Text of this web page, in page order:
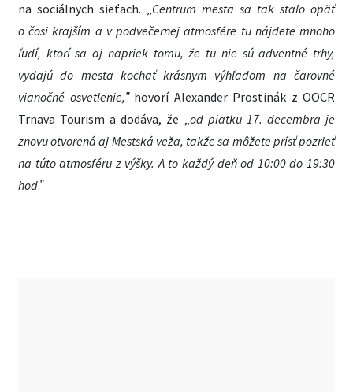
na sociálnych sieťach. „Centrum mesta sa tak stalo opäť
o čosi krajším a v podvečernej atmosfére tu nájdete mnoho
ľudí, ktorí sa aj napriek tomu, že tu nie sú adventné trhy,
vydajú do mesta kochať krásnym výhľadom na čarovné
vianočné osvetlenie,‟ hovorí Alexander Prostinák z OOCR
Trnava Tourism a dodáva, že „od piatku 17. decembra je
znovu otvorená aj Mestská veža, takže sa môžete prísť pozrieť
na túto atmosféru z výšky. A to každý deň od 10:00 do 19:30
hod.‟